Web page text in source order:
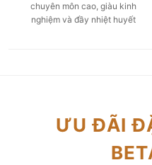
chuyên môn cao, giàu kinh
nghiệm và đầy nhiệt huyết
ƯU ĐÃI